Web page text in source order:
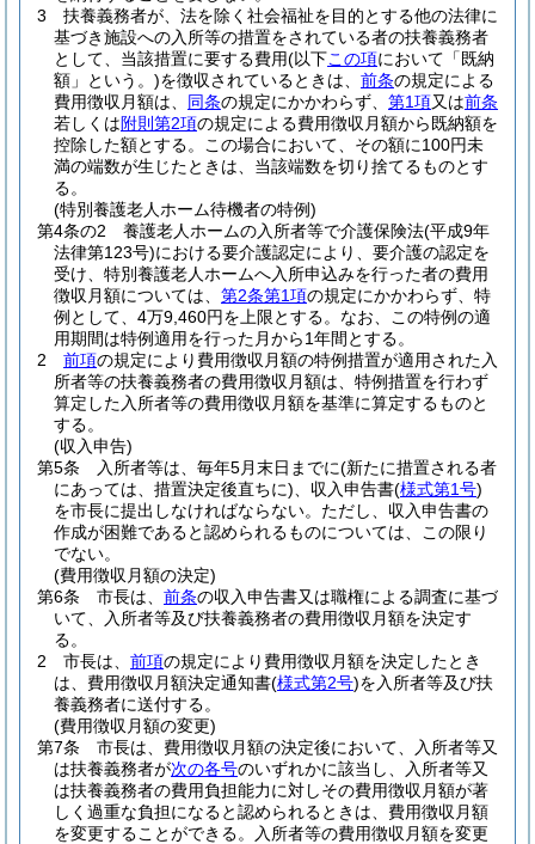
3
扶養義務者が、法を除く社会福祉を目的とする他の法律に
基づき施設への入所等の措置をされている者の扶養義務者
として、当該措置に要する費用(以下この項において「既納
額」という。)を徴収されているときは、 前条の規定による
費用徴収月額は、 同条の規定にかかわらず、 第1項又は前条
若しくは附則第2項の規定による費用徴収月額から既納額を
控除した額とする。
この場合において、その額に100円未
満の端数が生じたときは、当該端数を切り捨てるものとす
る。
(特別養護老人ホーム待機者の特例)
第4条の2
養護老人ホームの入所者等で介護保険法(平成9年
法律第123号)における要介護認定により、要介護の認定を
受け、特別養護老人ホームへ入所申込みを行った者の費用
徴収月額については、 第2条第1項の規定にかかわらず、特
例として、4万9,460円を上限とする。 なお、この特例の適
用期間は特例適用を行った月から1年間とする。
2
前項の規定により費用徴収月額の特例措置が適用された入
所者等の扶養義務者の費用徴収月額は、特例措置を行わず
算定した入所者等の費用徴収月額を基準に算定するものと
する。
(収入申告)
第5条
入所者等は、毎年5月末日までに(新たに措置される者
にあっては、措置決定後直ちに) 、収入申告書(様式第1号)
を市長に提出しなければならない。 ただし、収入申告書の
作成が困難であると認められるものについては、この限り
でない。
(費用徴収月額の決定)
第6条
市長は、 前条の収入申告書又は職権による調査に基づ
いて、入所者等及び扶養義務者の費用徴収月額を決定す
る。
2
市長は、 前項の規定により費用徴収月額を決定したとき
は、費用徴収月額決定通知書(様式第2号)を入所者等及び扶
養義務者に送付する。
(費用徴収月額の変更)
第7条
市長は、費用徴収月額の決定後において、入所者等又
は扶養義務者が次の各号のいずれかに該当し、入所者等又
は扶養義務者の費用負担能力に対しその費用徴収月額が著
しく過重な負担になると認められるときは、費用徴収月額
を変更することができる。
入所者等の費用徴収月額を変更